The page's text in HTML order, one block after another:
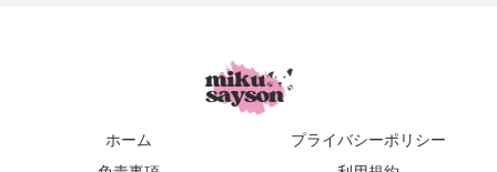
ホーム
プライバシーポリシー